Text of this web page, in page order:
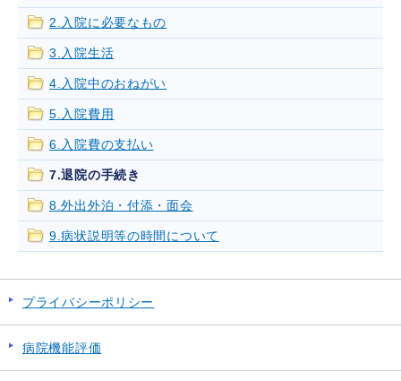
2.入院に必要なもの
3.入院生活
4.入院中のおねがい
5.入院費用
6.入院費の支払い
7.退院の手続き
8.外出外泊・付添・面会
9.病状説明等の時間について
プライバシーポリシー
病院機能評価